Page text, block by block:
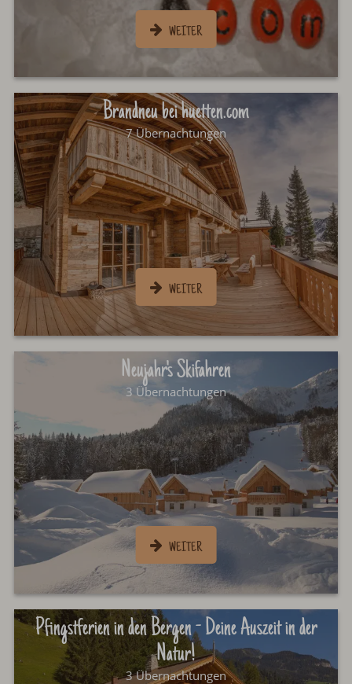
Brandneu bei huetten.com
7 Übernachtungen
Neujahr's Skifahren
3 Übernachtungen
Pfingstferien in den Bergen - Deine Auszeit in der
Natur!
3 Übernachtungen